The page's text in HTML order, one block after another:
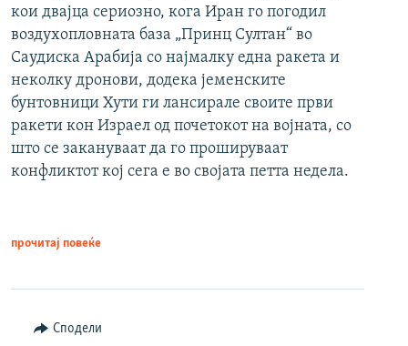
кои двајца сериозно, кога Иран го погодил
воздухопловната база „Принц Султан“ во
Саудиска Арабија со најмалку една ракета и
неколку дронови, додека јеменските
бунтовници Хути ги лансирале своите први
ракети кон Израел од почетокот на војната, со
што се закануваат да го прошируваат
конфликтот кој сега е во својата петта недела.
прочитај повеќе
Сподели